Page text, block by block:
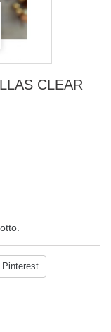
CLEAR
Pinterest